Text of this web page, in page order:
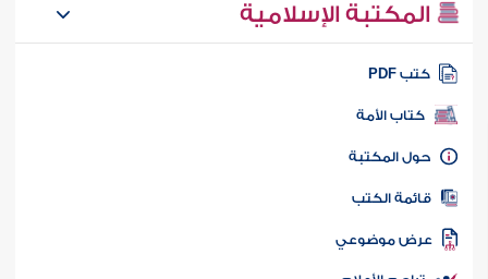
المكتبة الإسلامية
كتب PDF
كتاب الأمة
المكتبة
الكتب